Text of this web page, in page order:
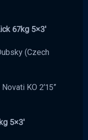
67kg 5×3′
(Czech
KO 2’15”
5×3′